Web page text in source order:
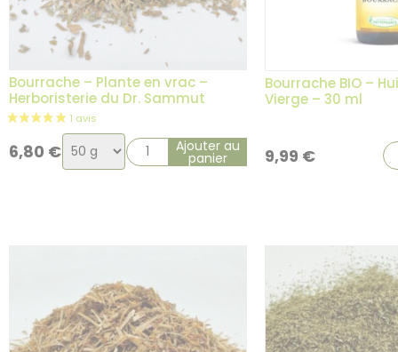
Bourrache – Plante en vrac –
Herboristerie du Dr. Sammut
6,80 € Choix
de
Ajouter au
panier
Bourrache BIO –
Vierge – 30 ml
9,99 €